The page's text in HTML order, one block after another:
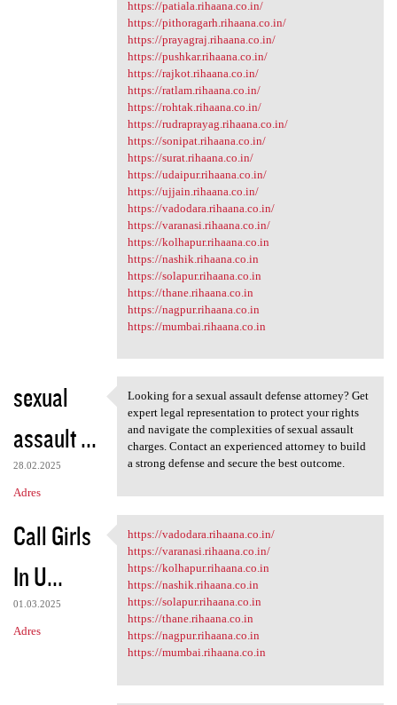
https://patiala.rihaana.co.in/
https://pithoragarh.rihaana.co.in/
https://prayagraj.rihaana.co.in/
https://pushkar.rihaana.co.in/
https://rajkot.rihaana.co.in/
https://ratlam.rihaana.co.in/
https://rohtak.rihaana.co.in/
https://rudraprayag.rihaana.co.in/
https://sonipat.rihaana.co.in/
https://surat.rihaana.co.in/
https://udaipur.rihaana.co.in/
https://ujjain.rihaana.co.in/
https://vadodara.rihaana.co.in/
https://varanasi.rihaana.co.in/
https://kolhapur.rihaana.co.in
https://nashik.rihaana.co.in
https://solapur.rihaana.co.in
https://thane.rihaana.co.in
https://nagpur.rihaana.co.in
https://mumbai.rihaana.co.in
sexual
assault ...
28.02.2025
Adres
Looking for a sexual assault
Looking for a sexual assault defense attorney? Get
expert legal representation to protect your rights
and navigate the complexities of sexual assault
charges. Contact an experienced attorney to build
a strong defense and secure the best outcome.
Call Girls
In U...
01.03.2025
Adres
https://vadodara.rihaana.co
https://vadodara.rihaana.co.in/
https://varanasi.rihaana.co.in/
https://kolhapur.rihaana.co.in
https://nashik.rihaana.co.in
https://solapur.rihaana.co.in
https://thane.rihaana.co.in
https://nagpur.rihaana.co.in
https://mumbai.rihaana.co.in